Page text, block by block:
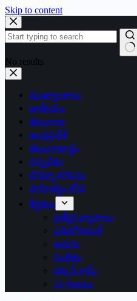
Skip to content
No results
ముఖ్యాంశాలు
జాతీయం
తెలంగాణ
ఆంధ్రప్రదేశ్
తెలంగాణార్థం
సన్నివేశం
బొమ్మా బొరుసు
సాహిత్యం-శోభ
శీర్షికలు
ప్రత్యేక వ్యాసాలు
ఎడిటోరియల్
అరుగు
సంకేతం
దక్కన్.కామ్
24 గంటలు